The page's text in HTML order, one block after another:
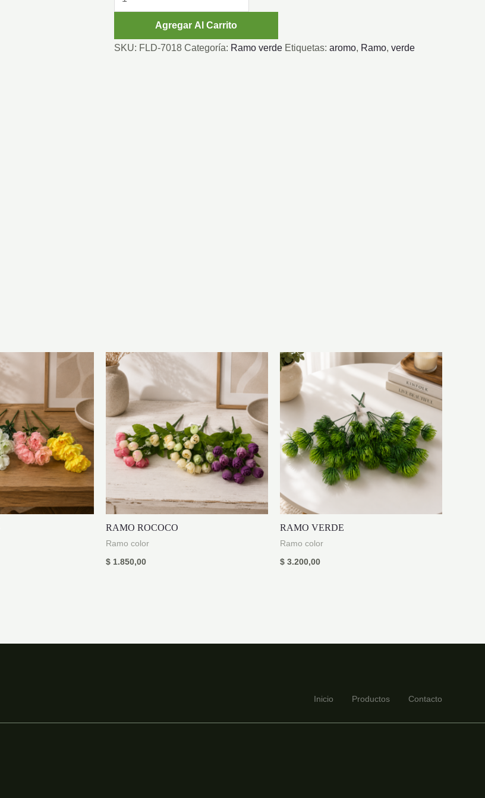
VERDE
cantidad
Agregar Al Carrito
SKU: FLD-7018 Categoría: Ramo verde Etiquetas: aromo, Ramo, verde
RAMO ROCOCO
Ramo color
$ 1.850,00
RAMO VERDE
Ramo color
$ 3.200,00
Inicio Productos Contacto